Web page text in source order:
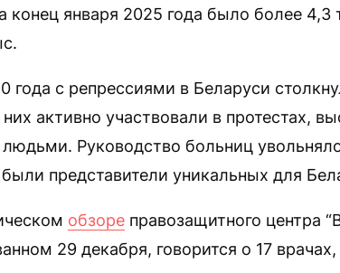
конец января 2025 года было более
года с репрессиями в Беларуси
активно участвовали в протестах,
Руководство больниц
представители уникальных для
обзоре правозащитного центра
29 декабря, говорится о 17